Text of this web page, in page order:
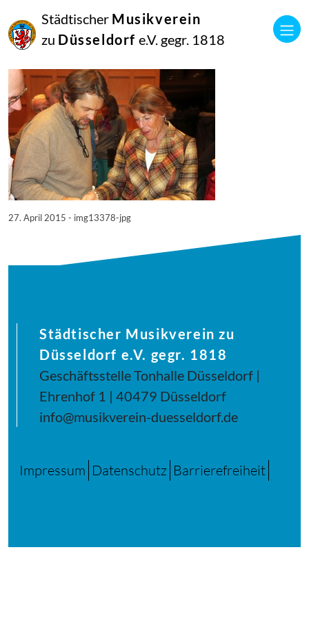
Städtischer Musikverein
zu Düsseldorf e.V. gegr. 1818
April
2015
Manfred Hill
27. April 2015 - img13378-jpg
Städtischer Musikverein zu
Düsseldorf e.V. gegr. 1818
Geschäftsstelle Tonhalle Düsseldorf |
Ehrenhof 1 | 40479 Düsseldorf
info@musikverein-duesseldorf.de
Impressum Datenschutz Barrierefreiheit